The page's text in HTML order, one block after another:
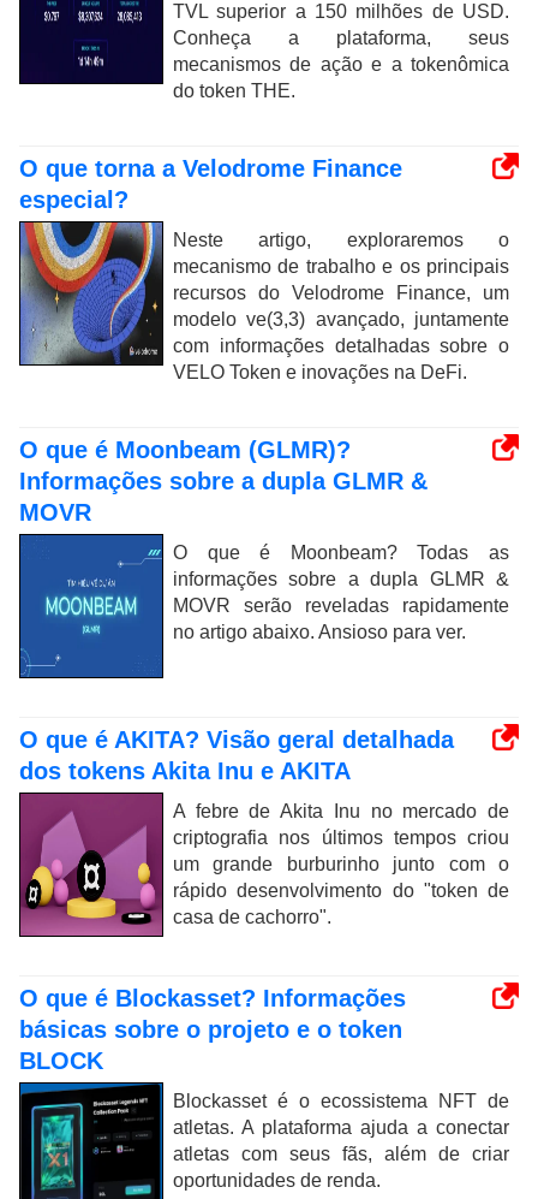
TVL superior a 150 milhões de USD.
Conheça a plataforma, seus
mecanismos de ação e a tokenômica
do token THE.
O que torna a Velodrome Finance
especial?
Neste artigo, exploraremos o
mecanismo de trabalho e os principais
recursos do Velodrome Finance, um
modelo ve(3,3) avançado, juntamente
com informações detalhadas sobre o
VELO Token e inovações na DeFi.
O que é Moonbeam (GLMR)?
Informações sobre a dupla GLMR &
MOVR
O que é Moonbeam? Todas as
informações sobre a dupla GLMR &
MOVR serão reveladas rapidamente
no artigo abaixo. Ansioso para ver.
O que é AKITA? Visão geral detalhada
dos tokens Akita Inu e AKITA
A febre de Akita Inu no mercado de
criptografia nos últimos tempos criou
um grande burburinho junto com o
rápido desenvolvimento do "token de
casa de cachorro".
O que é Blockasset? Informações
básicas sobre o projeto e o token
BLOCK
Blockasset é o ecossistema NFT de
atletas. A plataforma ajuda a conectar
atletas com seus fãs, além de criar
oportunidades de renda.